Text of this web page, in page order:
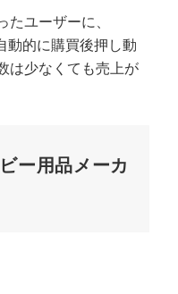
たユーザーに、
動的に購買後押し動
は少なくても売上が
ー用品メーカ